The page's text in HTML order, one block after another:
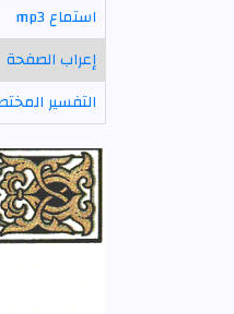
استماع mp3
إعراب الصفحة
التفسير